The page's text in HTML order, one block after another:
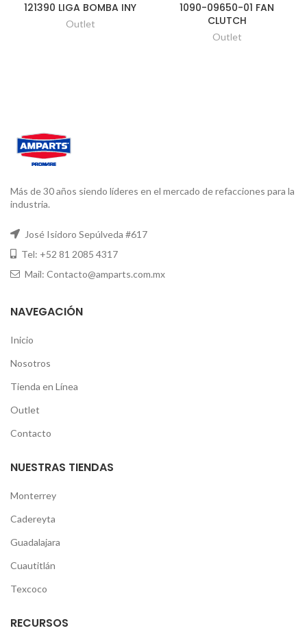
121390 LIGA BOMBA INY
Outlet
1090-09650-01 FAN
CLUTCH
Outlet
Más de 30 años siendo líderes en el mercado de refacciones para la
industria.
José Isidoro Sepúlveda #617
Tel: +52 81 2085 4317
Mail: Contacto@amparts.com.mx
NAVEGACIÓN
Inicio
Nosotros
Tienda en Línea
Outlet
Contacto
NUESTRAS TIENDAS
Monterrey
Cadereyta
Guadalajara
Cuautitlán
Texcoco
RECURSOS